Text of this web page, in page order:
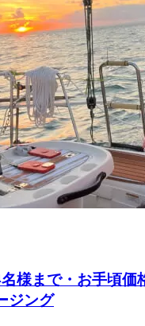
名様まで・お手頃価
ジング